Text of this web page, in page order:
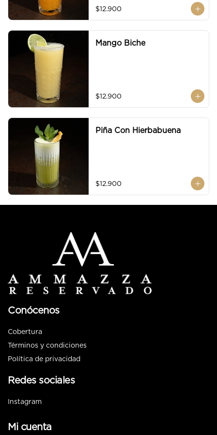
$12.900
Mango Biche
$12.900
Piña Con Hierbabuena
$12.900
Conócenos
Cobertura
Términos y condiciones
Política de privacidad
Redes sociales
Instagram
Mi cuenta